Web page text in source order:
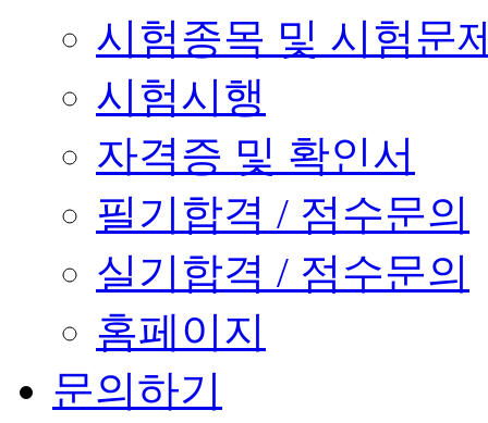
시험종목 및 시험문
시험시행
자격증 및 확인서
필기합격 / 점수문의
실기합격 / 점수문의
홈페이지
문의하기